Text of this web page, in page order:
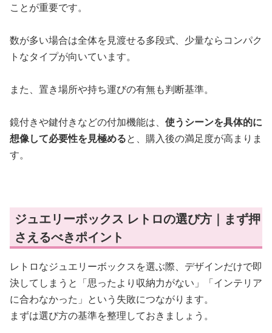
ことが重要です。
数が多い場合は全体を見渡せる多段式、少量ならコンパク
トなタイプが向いています。
また、置き場所や持ち運びの有無も判断基準。
鏡付きや鍵付きなどの付加機能は、 使うシーンを具体的に
想像して必要性を見極めると、購入後の満足度が高まりま
す。
ジュエリーボックス レトロの選び方｜まず押
さえるべきポイント
レトロなジュエリーボックスを選ぶ際、デザインだけで即
決してしまうと「思ったより収納力がない」「インテリア
に合わなかった」という失敗につながります。
まずは選び方の基準を整理しておきましょう。